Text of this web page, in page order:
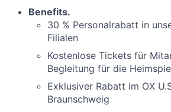
Benefits.
30 % Personalrabatt in
Filialen
Kostenlose Tickets für
Begleitung für die
Exklusiver Rabatt im OX
Braunschweig